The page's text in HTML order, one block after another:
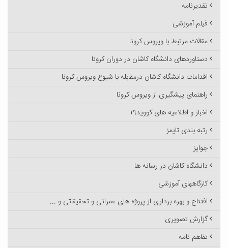
تقدیرنامه
فیلم آموزشی
مقالات مرتبط با ویروس کرونا
دستاوردهای دانشگاه کاشان در دوران کرونا
اقدامات دانشگاه کاشان درمقابله با شیوع ویروس کرونا
راهنمای پیشگیری از ویروس کرونا
اخبار و اطلاعیه های کووید۱۹
رتبه بندی تایمز
جوایز
دانشگاه کاشان در رسانه ها
کارگاههای آموزشی
افتتاح و بهره برداری از پروژه های عمرانی و تحقیقاتی و ...
گزارش تصویری
تفاهم نامه